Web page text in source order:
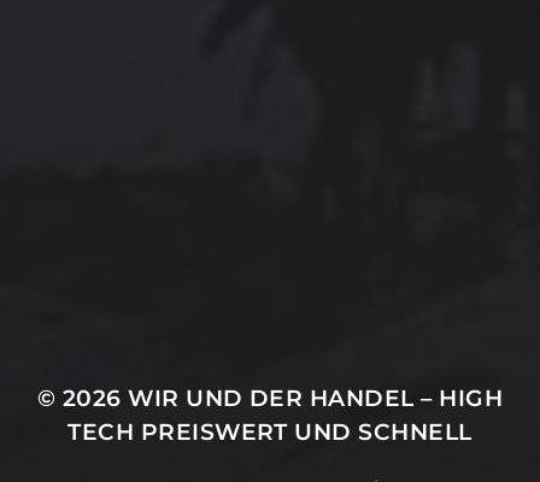
© 2026WIR UND DER HANDEL – HIGH
TECH PREISWERT UND SCHNELL